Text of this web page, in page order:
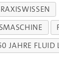
JAHRE FLUID